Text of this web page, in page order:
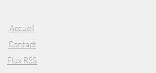
Accueil
Contact
Flux RSS